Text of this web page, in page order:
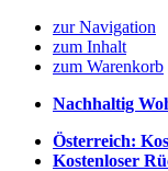
zur Navigation
zum Inhalt
zum Warenkorb
Nachhaltig
Österreich:
Kostenloser